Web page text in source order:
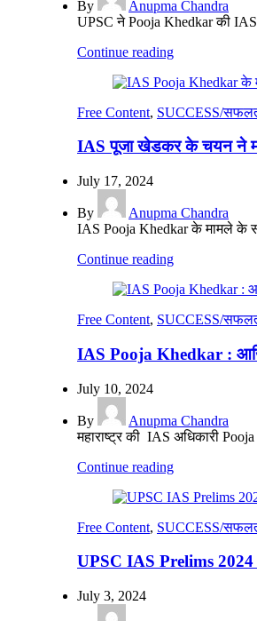
By
Anupma Chandra
UPSC ने Pooja Khedkar की IAS
Continue reading
Free Content, SUCCESS/
IAS पूजा खेडकर के चयन ने
July 17, 2024
By
Anupma Chandra
IAS Pooja Khedkar के मामले के
Continue reading
Free Content, SUCCESS/
IAS Pooja Khedkar :
July 10, 2024
By
Anupma Chandra
महाराष्ट्र की IAS अधिकारी
Continue reading
Free Content, SUCCESS/
UPSC IAS Prelims
July 3, 2024